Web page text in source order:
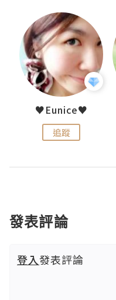
♥Eunice♥
追蹤
發表評論
登入發表評論